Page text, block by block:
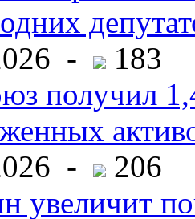
-
183
получил
-
206
увеличит